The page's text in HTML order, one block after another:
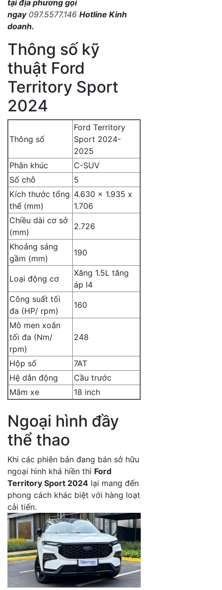
tại địa phương gọi
ngay 097.5577.146 Hotline Kinh
doanh.
Thông số kỹ
thuật Ford
Territory Sport
2024
Thông số
Ford Territory
Sport 2024-
2025
Phân khúc
C-SUV
Số chỗ
5
Kích thước tổng
thể (mm)
4.630 x 1.935 x
1.706
Chiều dài cơ sở
(mm)
2.726
Khoảng sáng
gầm (mm)
190
Loại động cơ
Xăng 1.5L tăng
áp I4
Công suất tối
đa (HP/ rpm)
160
Mô men xoắn
tối đa (Nm/
rpm)
248
Hộp số
7AT
Hệ dẫn động
Cầu trước
Mâm xe
18 inch
Ngoại hình đầy
thể thao
Khi các phiên bản đang bán sở hữu
ngoại hình khá hiền thì Ford
Territory Sport 2024 lại mang đến
phong cách khác biệt với hàng loạt
cải tiến.